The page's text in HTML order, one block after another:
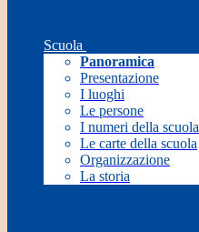
Scuola
Panoramica
Presentazione
I luoghi
Le persone
I numeri della scuola
Le carte della scuola
Organizzazione
La storia